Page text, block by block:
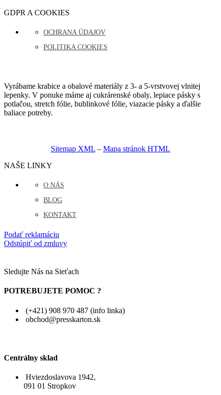
GDPR A COOKIES
OCHRANA ÚDAJOV
POLITIKA COOKIES
Vyrábame krabice a obalové materiály z 3- a 5-vrstvovej vlnitej
lepenky. V ponuke máme aj cukrárenské obaly, lepiace pásky s
potlačou, stretch fólie, bublinkové fólie, viazacie pásky a ďalšie
baliace potreby.
Sitemap XML – Mapa stránok HTML
NAŠE LINKY
O NÁS
BLOG
KONTAKT
Podať reklamáciu
Odstúpiť od zmluvy
Sledujte Nás na Sieťach
POTREBUJETE POMOC ?
(+421) 908 970 487 (info linka)
obchod@presskarton.sk
Centrálny sklad
Hviezdoslavova 1942,
091 01 Stropkov